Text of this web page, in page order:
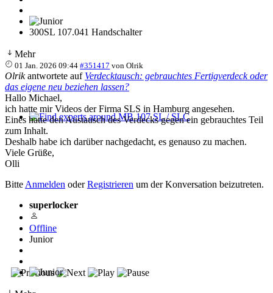
Find experts around MB 107 SL / SLC
300SL 107.041 Handschalter
Mehr
01 Jan. 2026 09:44 #351417 vonOlrik
Olrikantwortete auf Verdecktausch: gebrauchtes Fertigverdeck oder
das eigene neu beziehen lassen?
Hallo Michael,
ich hatte mir Videos der Firma SLS in Hamburg angesehen.
Eines hatte den Austausch des Verdecks gegen ein gebrauchtes Teil
zum Inhalt.
Deshalb habe ich darüber nachgedacht, es genauso zu machen.
Viele Grüße,
Olli
Bitte Anmelden oderRegistrieren um der Konversation beizutreten.
superlocker
Offline
Junior